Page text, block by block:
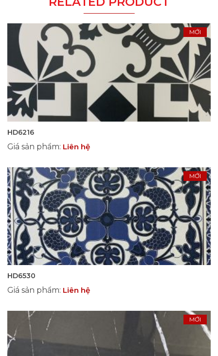
MỚI
HD6216
Giá sản phẩm: Liên hệ
MỚI
HD6530
Giá sản phẩm: Liên hệ
MỚI